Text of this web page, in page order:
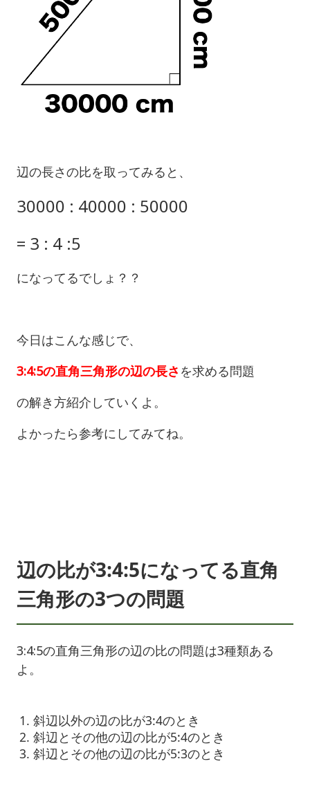
辺の長さの比を取ってみると、
30000 : 40000 : 50000
= 3 : 4 :5
になってるでしょ？？
今日はこんな感じで、
3:4:5の直角三角形の辺の長さ を求める問題
の解き方紹介していくよ。
よかったら参考にしてみてね。
辺の比が3:4:5になってる直角
三角形の3つの問題
3:4:5の直角三角形の辺の比の問題は3種類ある
よ。
斜辺以外の辺の比が3:4のとき
斜辺とその他の辺の比が5:4のとき
斜辺とその他の辺の比が5:3のとき